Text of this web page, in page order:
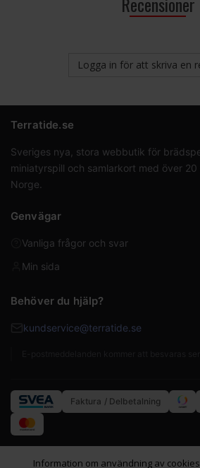
Logga in för att skriva en
Terratide.se
Sveriges nya, stora webbutik för
miniatyrspill och samlarkort med över
Norge.
Genvägar
Vanliga frågor och svar
Min sida
Behöver du hjälp?
kundservice@terratide.se
Faktura / Delbetalning
Information om användning av cookies